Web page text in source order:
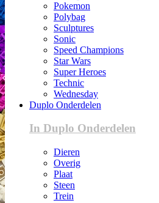
Pokemon
Polybag
Sculptures
Sonic
Speed Champions
Star Wars
Super Heroes
Technic
Wednesday
Duplo Onderdelen
In Duplo Onderdelen
Dieren
Overig
Plaat
Steen
Trein